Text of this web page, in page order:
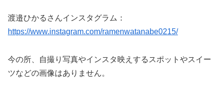
渡邉ひかるさんインスタグラム：
https://www.instagram.com/ramenwatanabe0215/
今の所、自撮り写真やインスタ映えするスポットやスイー
ツなどの画像はありません。